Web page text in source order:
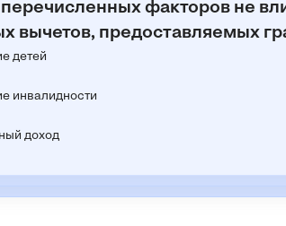
перечисленных факторов не
вычетов, предоставляемых
детей
инвалидности
доход